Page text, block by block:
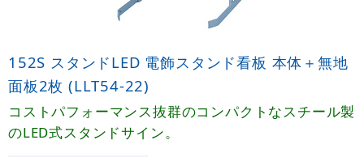
152S スタンドLED 電飾スタンド看板 本体＋無地
面板2枚 (LLT54-22)
コストパフォーマンス抜群のコンパクトなスチール製
のLED式スタンドサイン。